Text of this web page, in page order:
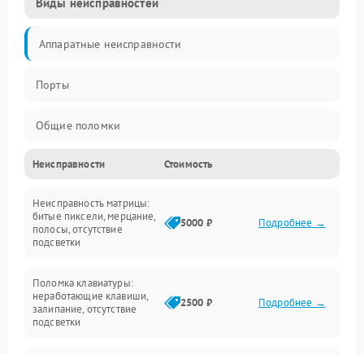
Аппаратные неисправности
Порты
Общие поломки
Устройства
Программные ошибки
Электрические и системные сбои
Интерфейсные проблемы
Батарея
Неисправности Стоимость
Неисправность матрицы:
битые пиксели, мерцание,
полосы, отсутствие
подсветки
5000 ₽ Подробнее →
Поломка клавиатуры:
неработающие клавиши,
залипание, отсутствие
подсветки
2500 ₽ Подробнее →